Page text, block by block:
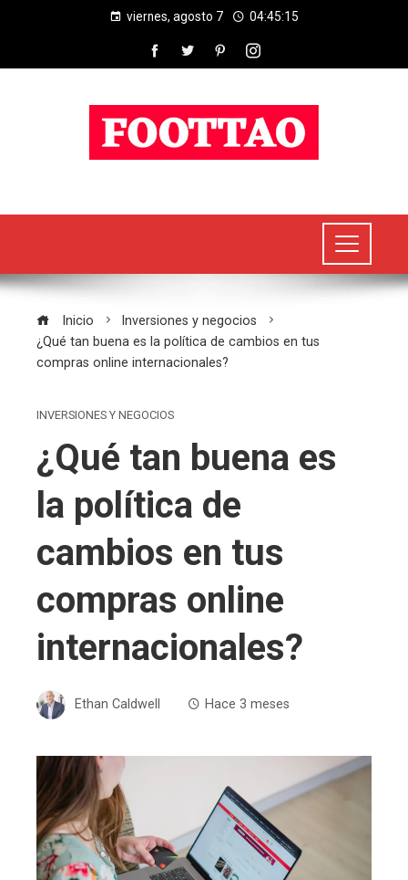
viernes, agosto 7 04:45:16
Inicio
Inversiones y negocios
¿Qué tan buena es la política de cambios en tus
compras online internacionales?
INVERSIONES Y NEGOCIOS
¿Qué tan buena es
la política de
cambios en tus
compras online
internacionales?
Ethan Caldwell Hace 3 meses